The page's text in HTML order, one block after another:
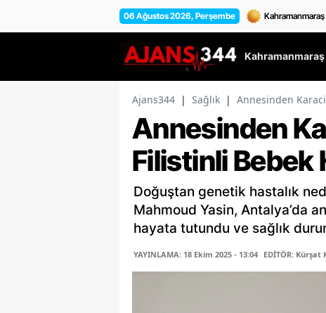
06 Ağustos 2026, Perşembe
Ajans344 | Sağlık | Annesinden
Annesinden
Filistinli Bebek
Doğuştan genetik hastalık
Mahmoud Yasin, Antalya’da
hayata tutundu ve sağlık
YAYINLAMA: 18 Ekim 2025 - 13:04 EDİTÖR: